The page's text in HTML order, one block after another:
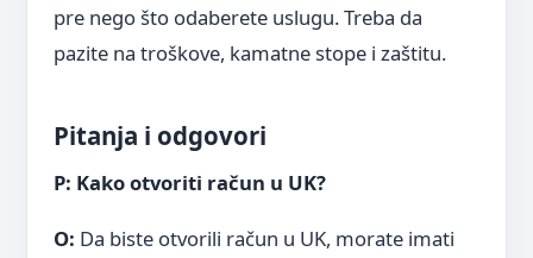
pre nego što odaberete uslugu. Treba da
pazite na troškove, kamatne stope i zaštitu.
Pitanja i odgovori
P: Kako otvoriti račun u UK?
O: Da biste otvorili račun u UK, morate imati